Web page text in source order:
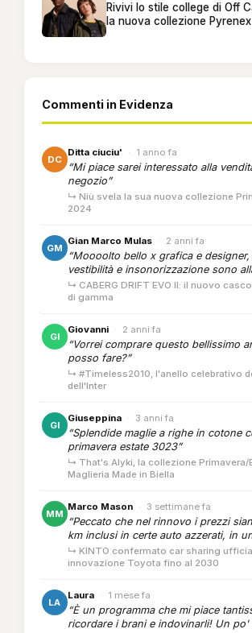
Rivivi lo stile college di Off
la nuova collezione Pyrenex
Commenti in Evidenza
DC
Ditta ciuciu' · 1 anno fa
“Mi piace sarei interessato alla
negozio”
↳ Niù svela la sua nuova collezione
2024
GM
Gian Marco Mulas · 2 anni fa
“Moooolto bello x grafica e
vestibilità e insonorizzazione sono
↳ CABERG DRIFT EVO II: il nuovo
di gamma
GI
Giovanni · 2 anni fa
“Vorrei comprare questo bellissimo
posso fare?”
↳ #Timeless2010, l'anello celebrativo
dell'Inter
GI
Giuseppina · 3 anni fa
“Splendide maglie a righe in cotone
primavera estate 3023”
↳ That's Alyki, la collezione Primavera/
Maglieria Made in Biella
MM
Marco Mason · 3 settimane fa
“Peccato che nel rinnovo i prezzi
km inclusi in certe auto azzerati, in
↳ KINTO confermato car sharing
innovazione Toyota fino al 2030
LA
Laura · 1 mese fa
“È un programma che mi piace
ricordare i brani e indovinarli! Un po'